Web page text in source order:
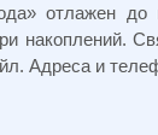
отлажен
накоплений.
Адреса и